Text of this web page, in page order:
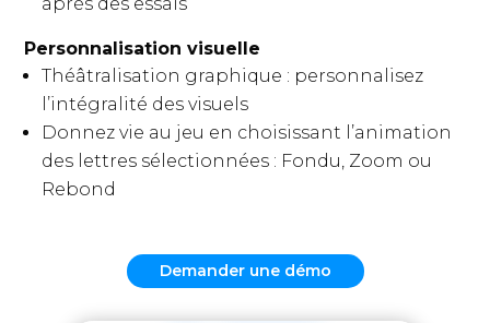
Personnalisation visuelle
Théâtralisation graphique : personnalisez
l’intégralité des visuels
Donnez vie au jeu en choisissant l’animation
des lettres sélectionnées : Fondu, Zoom ou
Rebond
Demander une démo